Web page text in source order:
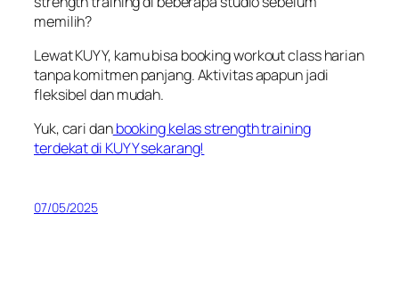
memilih?
Lewat KUYY, kamu bisa booking workout class harian
tanpa komitmen panjang. Aktivitas apapun jadi
fleksibel dan mudah.
Yuk, cari danbooking kelas strength training
terdekat di KUYY sekarang!
07/05/2025